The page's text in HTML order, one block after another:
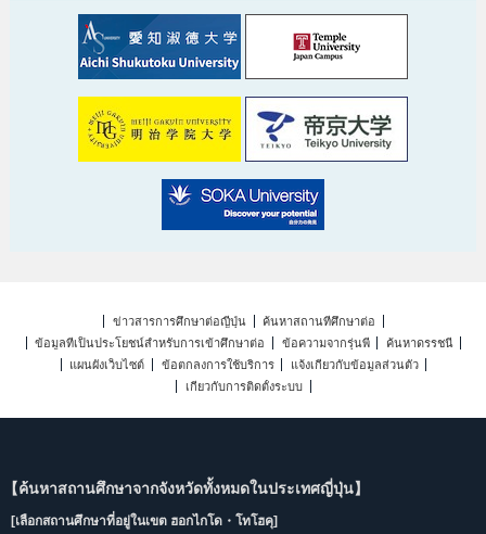
ข่าวสารการศึกษาต่อญี่ปุ่น
ค้นหาสถานที่ศึกษาต่อ
ข้อมูลที่เป็นประโยชน์สำหรับการเข้าศึกษาต่อ
ข้อความจากรุ่นพี่
ค้นหาดรรชนี
แผนผังเว็บไซต์
ข้อตกลงการใช้บริการ
แจ้งเกี่ยวกับข้อมูลส่วนตัว
เกี่ยวกับการติดตั้งระบบ
【ค้นหาสถานศึกษาจากจังหวัดทั้งหมดในประเทศญี่ปุ่น】
[เลือกสถานศึกษาที่อยู่ในเขต ฮอกไกโด・โทโฮคุ]